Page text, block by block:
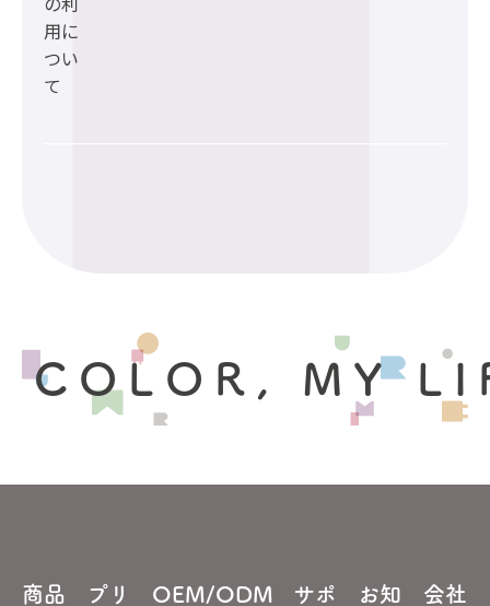
用に
つい
て
COLOR, MY
商品
プリ
OEM/ODM
サポ
お知
会社